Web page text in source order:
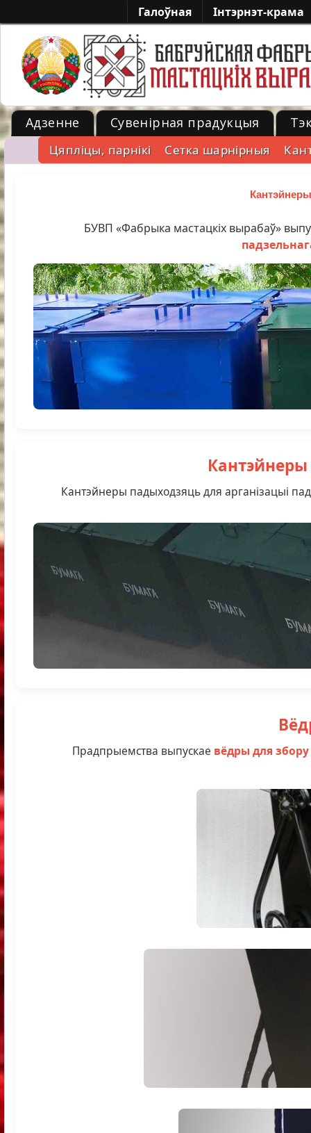
Галоўная Iнтэрнэт-крама
-->
Адзенне Сувенірная прадукцыя
Цяпліцы, парнікі Cетка шарнірныя
БУВП «Фабрыка мастацкіх вырабаў»
Кантэйнеры
Кантэйнеры падыходзяць для арганізацыі
Прадпрыемства выпускае вёдры для